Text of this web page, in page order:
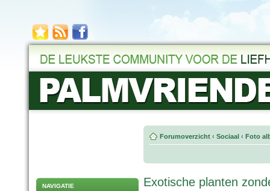
NAVIGATIE
Forumoverzicht ‹ Sociaal ‹ Foto
Exotische planten